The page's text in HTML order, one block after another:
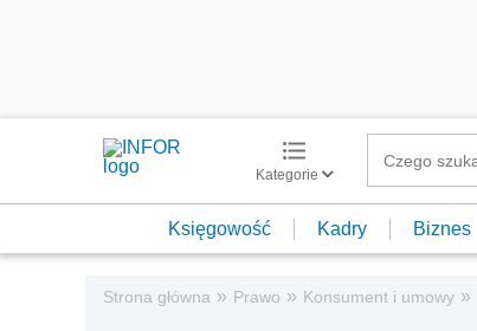
Kategorie
Księgowość Kadry Biznes
Strona główna » Prawo » Konsument i umowy »